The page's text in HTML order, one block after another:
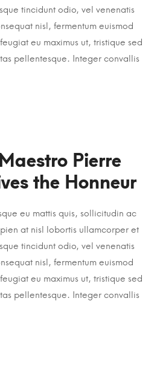
tincidunt odio, vel venenatis
nisl, fermentum euismod
eu maximus ut, tristique sed
pellentesque. Integer convallis
Pierre
the Honneur
eu mattis quis, sollicitudin ac
at nisl lobortis ullamcorper et
tincidunt odio, vel venenatis
nisl, fermentum euismod
eu maximus ut, tristique sed
pellentesque. Integer convallis